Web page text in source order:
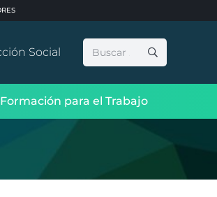
Social Buscar:
Formación para el Trabajo